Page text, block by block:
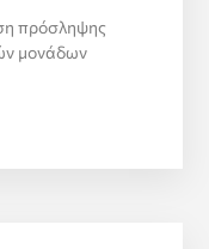
πρόσληψης
μονάδων